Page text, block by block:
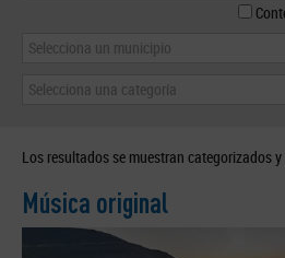
Selecciona un municipio
Selecciona una categoría
Los resultados se muestran categorizados
Música original